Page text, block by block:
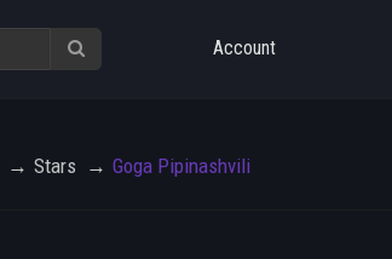
Account
Stars Goga Pipinashvili